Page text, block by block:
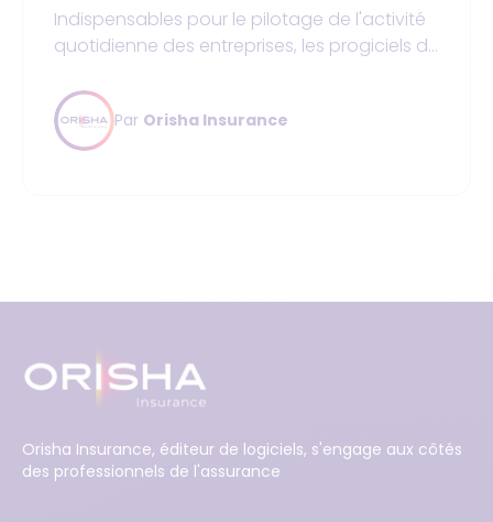
Indispensables pour le pilotage de l'activité
quotidienne des entreprises, les progiciels de
suisses, qui doivent s'adapter aux besoins et
aux contraintes spécifiques de chaque
structure. Toutefois, un critère est parfois
Par Orisha Insurance
Orisha Insurance, éditeur de logiciels, s'engage aux côtés
des professionnels de l'assurance